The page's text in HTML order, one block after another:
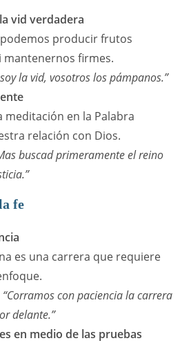
vid verdadera
producir frutos
mantenernos firmes.
soy la vid, vosotros los pámpanos.”
meditación en la Palabra
relación con Dios.
buscad primeramente el reino
fe
es una carrera que requiere
“Corramos con paciencia la carrera
delante.”
en medio de las pruebas